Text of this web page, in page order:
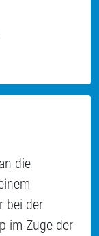
die
bei der
im Zuge der